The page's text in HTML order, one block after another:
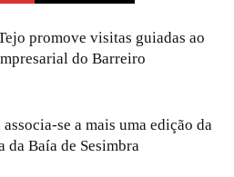
promove visitas guiadas ao
do Barreiro
se a mais uma edição da
da Baía de Sesimbra